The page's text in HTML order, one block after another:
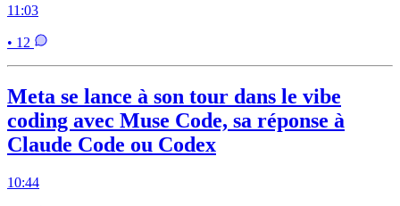
11:03
• 12
Meta se lance à son tour dans le vibe
coding avec Muse Code, sa réponse à
Claude Code ou Codex
10:44